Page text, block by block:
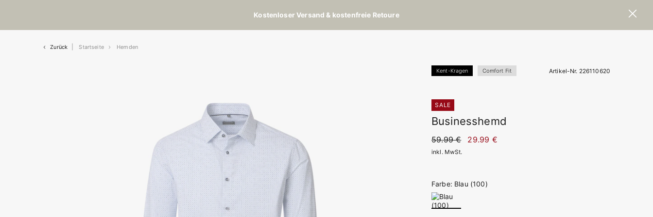
Kostenloser Versand & kostenfreie Retoure
Zurück Startseite Hemden
Kent-Kragen Comfort Fit Artikel-Nr. 226110620
SALE
Businesshemd
59.99 € 29.99 €
inkl. MwSt.
Farbe: Blau (100)